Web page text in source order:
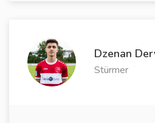
Dzenan
Stürmer